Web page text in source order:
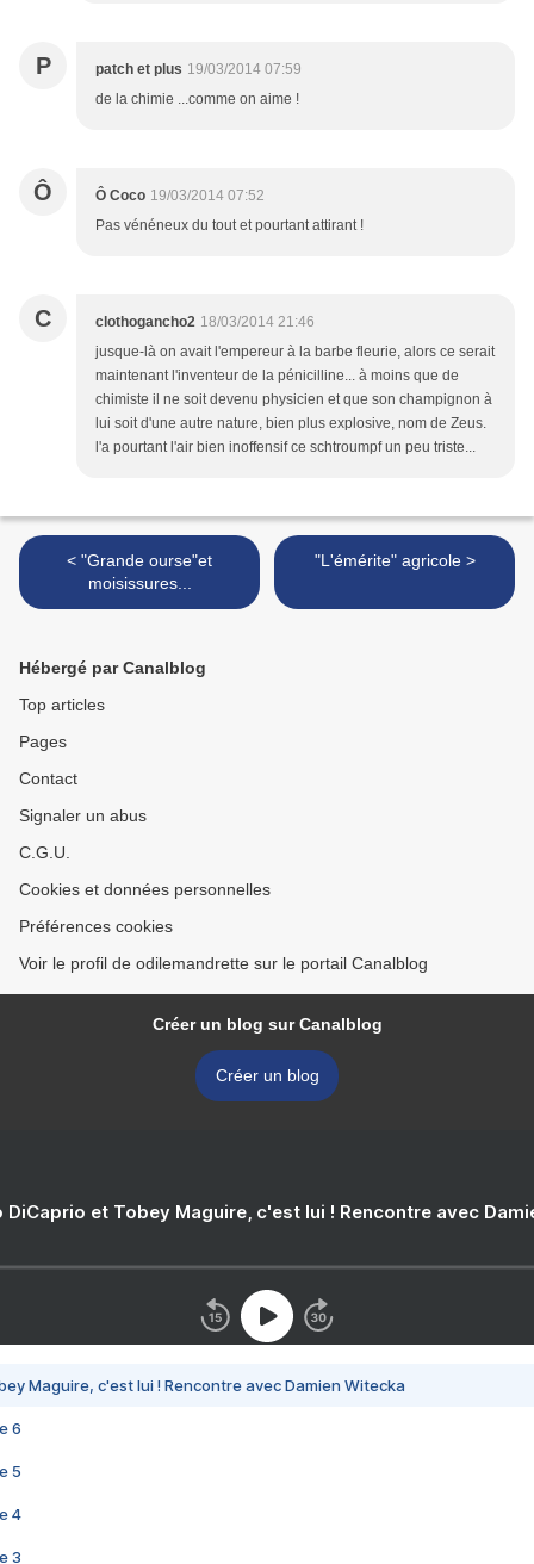
P patch et plus 19/03/2014 07:59
de la chimie ...comme on aime !
Ô Ô Coco 19/03/2014 07:52
Pas vénéneux du tout et pourtant attirant !
C clothogancho2 18/03/2014 21:46
jusque-là on avait l'empereur à la barbe fleurie, alors ce serait
maintenant l'inventeur de la pénicilline... à moins que de
chimiste il ne soit devenu physicien et que son champignon à
lui soit d'une autre nature, bien plus explosive, nom de Zeus.
l'a pourtant l'air bien inoffensif ce schtroumpf un peu triste...
< "Grande ourse"et
moisissures...
"L'émérite" agricole >
Hébergé par Canalblog
Top articles
Pages
Contact
Signaler un abus
C.G.U.
Cookies et données personnelles
Préférences cookies
Voir le profil de odilemandrette sur le portail Canalblog
Créer un blog sur Canalblog
Créer un blog
DiCaprio et Tobey Maguire, c'est lui ! Rencontre avec
Maguire, c'est lui ! Rencontre avec Damien Witecka
6
5
4
3